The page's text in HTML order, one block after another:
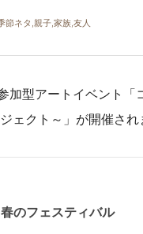
節ネタ,親子,家族,友人
加型アートイベント「
ェクト～」が開催され
のフェスティバル